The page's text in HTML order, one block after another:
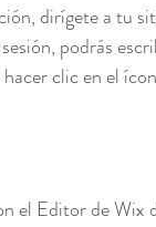
dirígete a tu
podrás
clic en el
el Editor de Wix